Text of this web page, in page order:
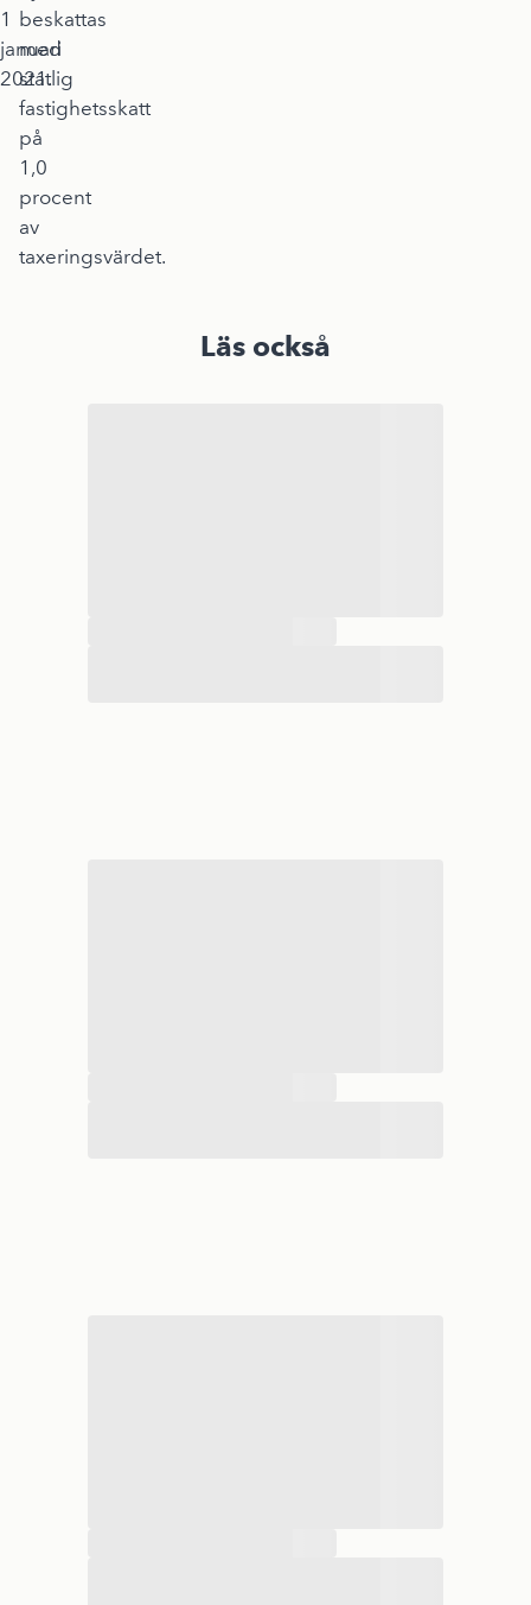
1
januari
2021.
beskattas
med
statlig
fastighetsskatt
på
1,0
procent
av
taxeringsvärdet.
Läs också